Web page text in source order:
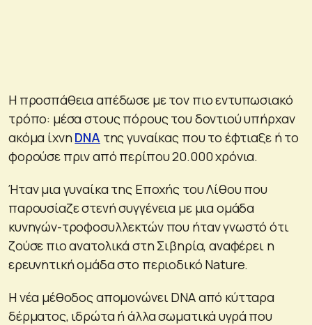
Η προσπάθεια απέδωσε με τον πιο εντυπωσιακό
τρόπο: μέσα στους πόρους του δοντιού υπήρχαν
ακόμα ίχνηDNA της γυναίκας που το έφτιαξε ή το
φορούσε πριν από περίπου 20.000 χρόνια.
Ήταν μια γυναίκα της Εποχής του Λίθου που
παρουσίαζε στενή συγγένεια με μια ομάδα
κυνηγών-τροφοσυλλεκτών που ήταν γνωστό ότι
ζούσε πιο ανατολικά στη Σιβηρία, αναφέρει η
ερευνητική ομάδα στο περιοδικό Nature.
Η νέα μέθοδος απομονώνει DNA από κύτταρα
δέρματος, ιδρώτα ή άλλα σωματικά υγρά που